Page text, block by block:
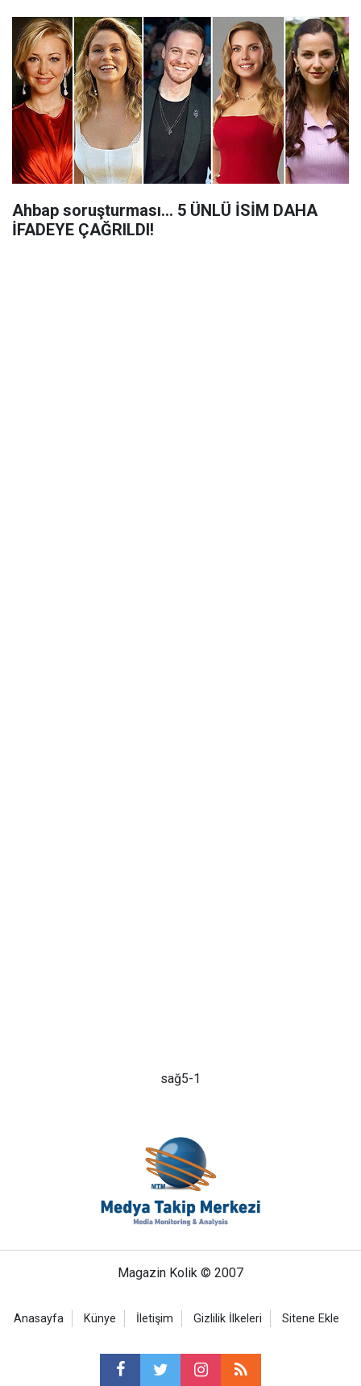
Ahbap soruşturması... 5 ÜNLÜ İSİM DAHA
İFADEYE ÇAĞRILDI!
sağ5-1
Magazin Kolik © 2007
Anasayfa Künye İletişim Gizlilik İlkeleri Sitene Ekle